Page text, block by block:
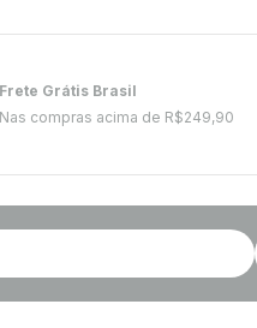
Frete Grátis Brasil
Nas compras acima de R$249,90